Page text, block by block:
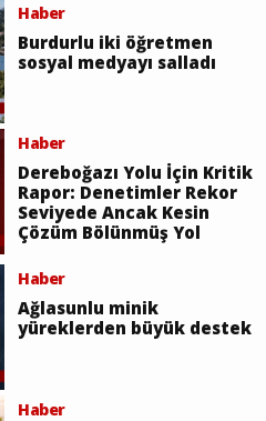
Haber
Burdurlu iki öğretmen
sosyal medyayı salladı
Haber
Dereboğazı Yolu İçin Kritik
Rapor: Denetimler Rekor
Seviyede Ancak Kesin
Çözüm Bölünmüş Yol
Haber
Ağlasunlu minik
yüreklerden büyük destek
Haber